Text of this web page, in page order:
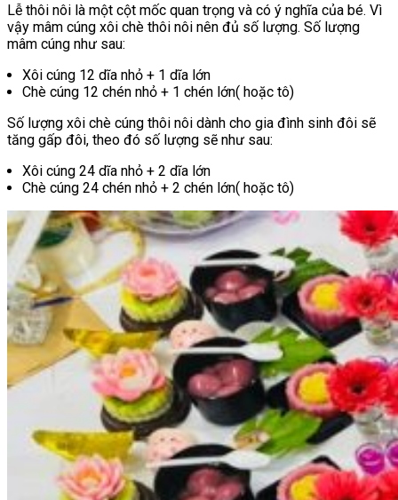
Lễ thôi nôi là một cột mốc quan trọng và có ý nghĩa của bé. Vì
vậy mâm cúng xôi chè thôi nôi nên đủ số lượng. Số lượng
mâm cúng như sau:
Xôi cúng 12 dĩa nhỏ + 1 dĩa lớn
Chè cúng 12 chén nhỏ + 1 chén lớn( hoặc tô)
Số lượng xôi chè cúng thôi nôi dành cho gia đình sinh đôi sẽ
tăng gấp đôi, theo đó số lượng sẽ như sau:
Xôi cúng 24 dĩa nhỏ + 2 dĩa lớn
Chè cúng 24 chén nhỏ + 2 chén lớn( hoặc tô)